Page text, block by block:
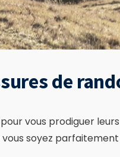
de
vous prodiguer
soyez